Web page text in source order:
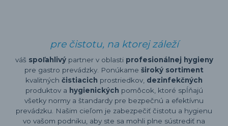
pre čistotu, na ktorej záleží
váš spoľahlivý partner v oblasti profesionálnej hygieny
pre gastro prevádzky. Ponúkame široký sortiment
kvalitných čistiacich prostriedkov, dezinfekčných
produktov a hygienických pomôcok, ktoré spĺňajú
všetky normy a štandardy pre bezpečnú a efektívnu
prevádzku. Našim cieľom je zabezpečiť čistotu a hygienu
vo vašom podniku, aby ste sa mohli plne sústrediť na